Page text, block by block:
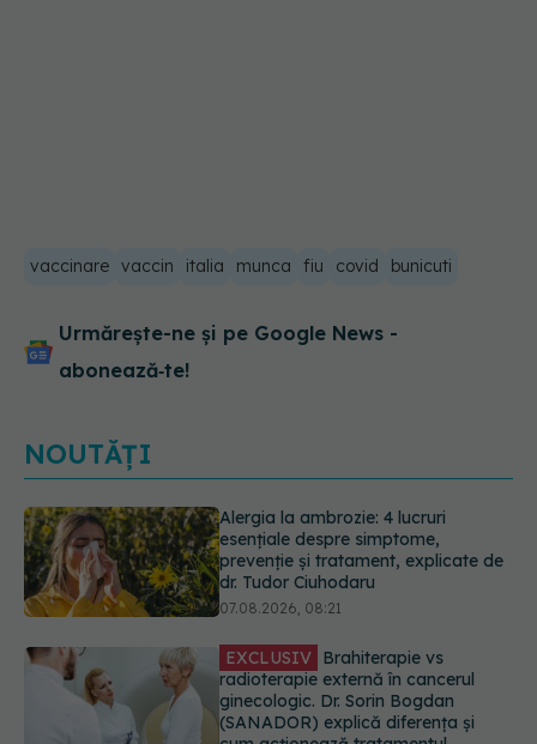
vaccinare vaccin italia munca fiu covid bunicuti
Urmărește-ne și pe Google News -
abonează‑te!
NOUTĂȚI
EXCLUSIV Brahiterapie vs
radioterapie externă în cancerul
ginecologic. Dr. Sorin Bogdan
(SANADOR) explică diferența și
06.08.2026, 22:49
EXCLUSIV De ce unele paciente
cu cancer de col uterin nu mai ajung